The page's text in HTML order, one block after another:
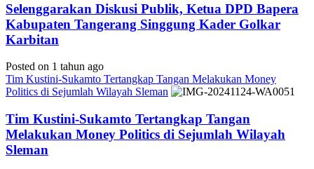
Selenggarakan Diskusi Publik, Ketua DPD Bapera
Kabupaten Tangerang Singgung Kader Golkar
Karbitan
Posted on 1 tahun ago
Tim Kustini-Sukamto Tertangkap Tangan Melakukan Money
Politics di Sejumlah Wilayah Sleman
Tim Kustini-Sukamto Tertangkap Tangan
Melakukan Money Politics di Sejumlah Wilayah
Sleman